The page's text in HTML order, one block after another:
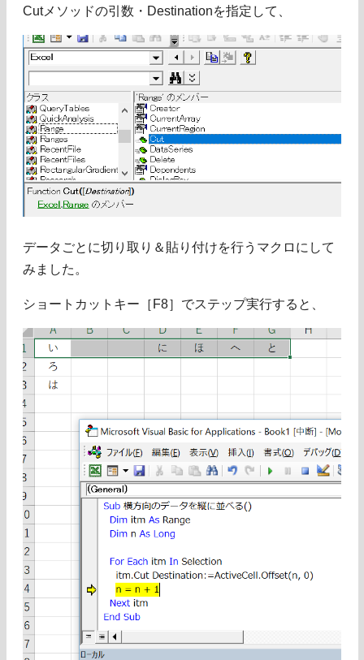
Cutメソッドの引数・Destinationを指定して、
データごとに切り取り＆貼り付けを行うマクロにして
みました。
ショートカットキー［F8］でステップ実行すると、